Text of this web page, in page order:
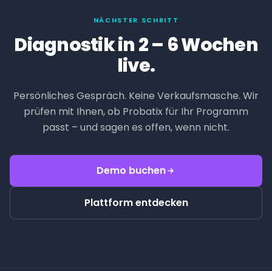
NÄCHSTER SCHRITT
Diagnostik in 2 – 6 Wochen
live.
Persönliches Gespräch. Keine Verkaufsmasche. Wir
prüfen mit Ihnen, ob Probatix für Ihr Programm
passt – und sagen es offen, wenn nicht.
Demo buchen
Plattform entdecken